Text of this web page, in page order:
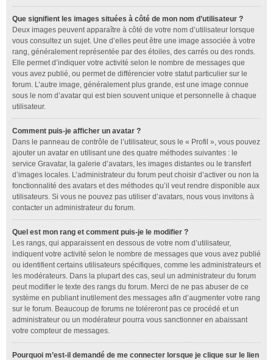
Que signifient les images situées à côté de mon nom d’utilisateur ?
Deux images peuvent apparaître à côté de votre nom d’utilisateur lorsque
vous consultez un sujet. Une d’elles peut être une image associée à votre
rang, généralement représentée par des étoiles, des carrés ou des ronds.
Elle permet d’indiquer votre activité selon le nombre de messages que
vous avez publié, ou permet de différencier votre statut particulier sur le
forum. L’autre image, généralement plus grande, est une image connue
sous le nom d’avatar qui est bien souvent unique et personnelle à chaque
utilisateur.
Comment puis-je afficher un avatar ?
Dans le panneau de contrôle de l’utilisateur, sous le « Profil », vous pouvez
ajouter un avatar en utilisant une des quatre méthodes suivantes : le
service Gravatar, la galerie d’avatars, les images distantes ou le transfert
d’images locales. L’administrateur du forum peut choisir d’activer ou non la
fonctionnalité des avatars et des méthodes qu’il veut rendre disponible aux
utilisateurs. Si vous ne pouvez pas utiliser d’avatars, nous vous invitons à
contacter un administrateur du forum.
Quel est mon rang et comment puis-je le modifier ?
Les rangs, qui apparaissent en dessous de votre nom d’utilisateur,
indiquent votre activité selon le nombre de messages que vous avez publié
ou identifient certains utilisateurs spécifiques, comme les administrateurs et
les modérateurs. Dans la plupart des cas, seul un administrateur du forum
peut modifier le texte des rangs du forum. Merci de ne pas abuser de ce
système en publiant inutilement des messages afin d’augmenter votre rang
sur le forum. Beaucoup de forums ne toléreront pas ce procédé et un
administrateur ou un modérateur pourra vous sanctionner en abaissant
votre compteur de messages.
Pourquoi m’est-il demandé de me connecter lorsque je clique sur le lien